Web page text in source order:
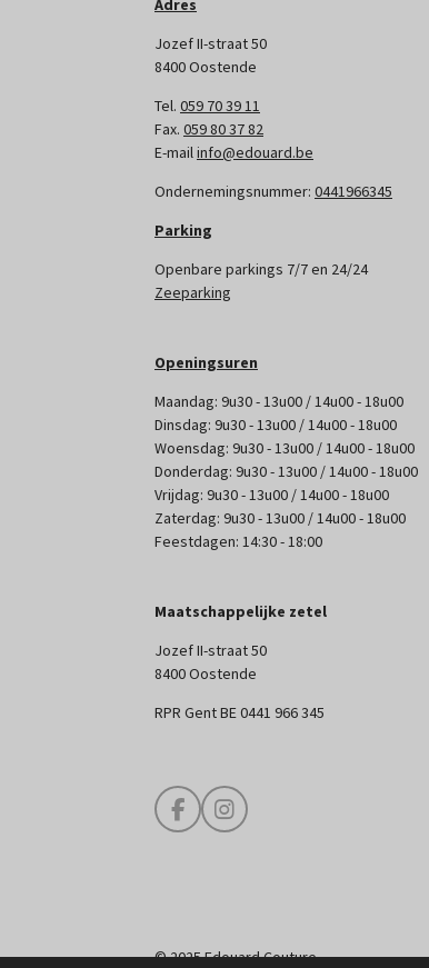
Adres
Jozef II-straat 50
8400 Oostende
Tel. 059 70 39 11
Fax. 059 80 37 82
E-mailinfo@edouard.be
Ondernemingsnummer: 0441966345
Parking
Openbare parkings 7/7 en 24/24
Zeeparking
Openingsuren
Maandag: 9u30 - 13u00 / 14u00 - 18u00
Dinsdag: 9u30 - 13u00 / 14u00 - 18u00
Woensdag: 9u30 - 13u00 / 14u00 - 18u00
Donderdag: 9u30 - 13u00 / 14u00 - 18u00
Vrijdag: 9u30 - 13u00 / 14u00 - 18u00
Zaterdag: 9u30 - 13u00 / 14u00 - 18u00
Feestdagen: 14:30 - 18:00
Maatschappelijke zetel
Jozef II-straat 50
8400 Oostende
RPR Gent BE 0441 966 345
F
a
I
n
© 2025 Edouard Couture